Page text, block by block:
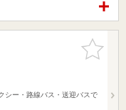
お気に入
りに追加
シー・路線バス・送迎バスで